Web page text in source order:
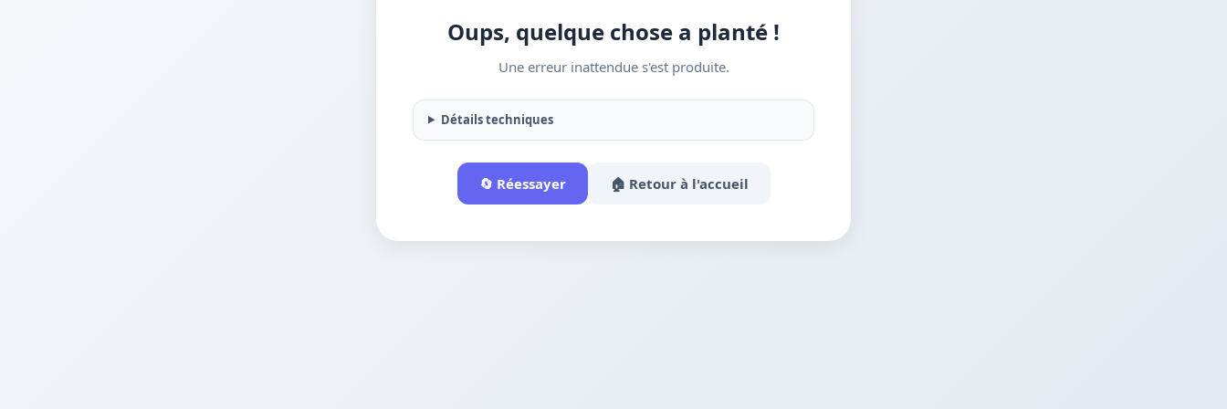
Oups, quelque chose a planté !
Une erreur inattendue s'est produite.
Détails techniques
🔄 Réessayer 🏠 Retour à l'accueil